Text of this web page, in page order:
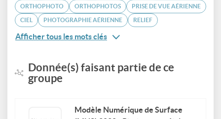
ORTHOPHOTO ORTHOPHOTOS PRISE DE VUE AÉRIENNE
CIEL PHOTOGRAPHIE AÉRIENNE RELIEF
Afficher tous les mots clés
Donnée(s) faisant partie de ce
groupe
Modèle Numérique de Surface